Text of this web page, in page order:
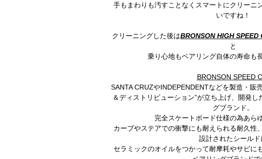
手もまわりも汚すことなくスマートにクリーニ
いですね！
クリーニングした後はBRONSON HIGH SPEED
と
乗り心地もベアリング自体の寿命も
BRONSON SPEED
SANTA CRUZやINDEPENDENTなどを製造・販
＆ディストリビューション”が立ち上げ、開発
グブランド。
完全スケートボード仕様の為あら
カーブやステアでの衝撃にも耐えられる耐久性
設計されたシールド
セラミックのオイルをつかって耐摩耗やサビに